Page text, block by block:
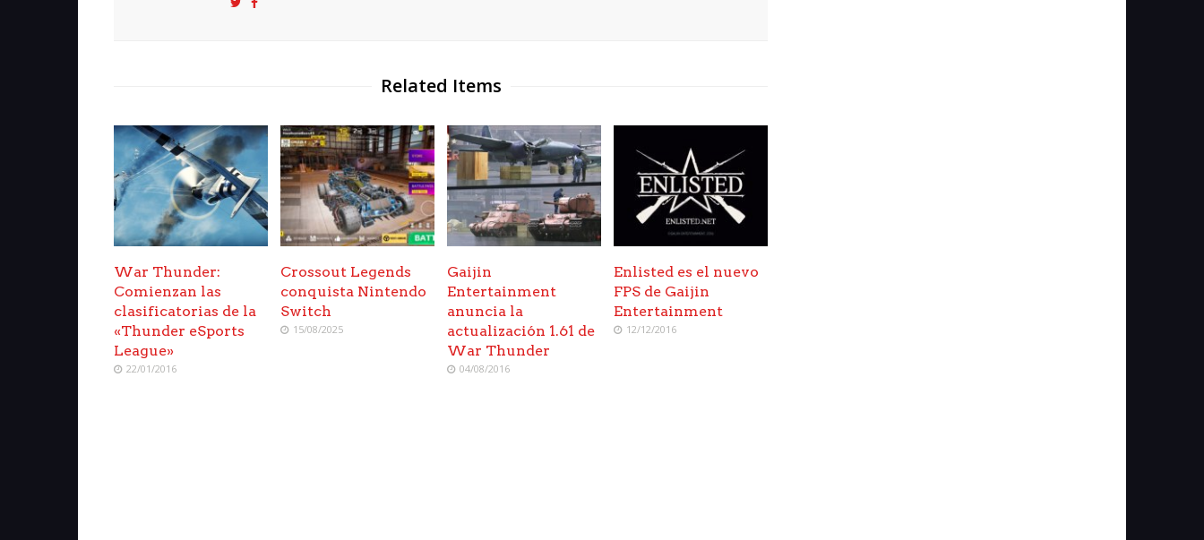
Related Items
War Thunder:
Comienzan las
clasificatorias de la
«Thunder eSports
League»
22/01/2016
Crossout Legends
conquista Nintendo
Switch
15/08/2025
Gaijin
Entertainment
anuncia la
actualización 1.61 de
War Thunder
04/08/2016
Enlisted es el nuevo
FPS de Gaijin
Entertainment
12/12/2016